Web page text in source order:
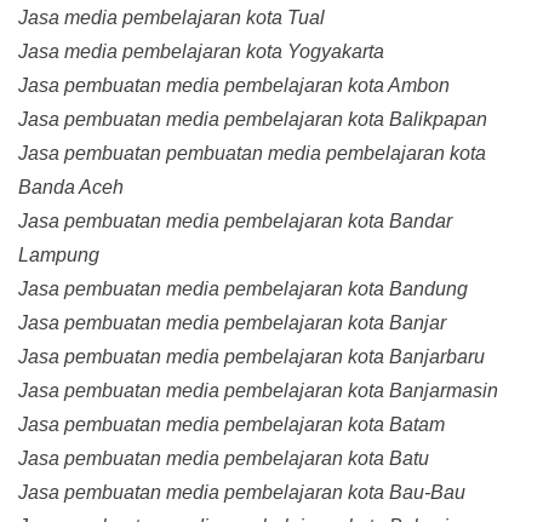
Jasa media pembelajaran kota Tual
Jasa media pembelajaran kota Yogyakarta
Jasa pembuatan media pembelajaran kota Ambon
Jasa pembuatan media pembelajaran kota Balikpapan
Jasa pembuatan pembuatan media pembelajaran kota
Banda Aceh
Jasa pembuatan media pembelajaran kota Bandar
Lampung
Jasa pembuatan media pembelajaran kota Bandung
Jasa pembuatan media pembelajaran kota Banjar
Jasa pembuatan media pembelajaran kota Banjarbaru
Jasa pembuatan media pembelajaran kota Banjarmasin
Jasa pembuatan media pembelajaran kota Batam
Jasa pembuatan media pembelajaran kota Batu
Jasa pembuatan media pembelajaran kota Bau-Bau